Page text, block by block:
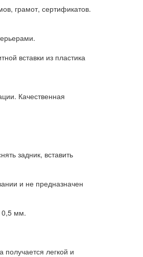
грамот, сертификатов.
вставки из пластика
Качественная
задник, вставить
и не предназначен
0,5 мм.
легкой и